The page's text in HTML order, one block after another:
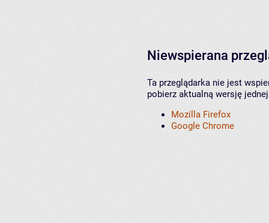
Niewspierana
Ta przeglądarka nie jest
pobierz aktualną wersję
Mozilla Firefox
Google Chrome